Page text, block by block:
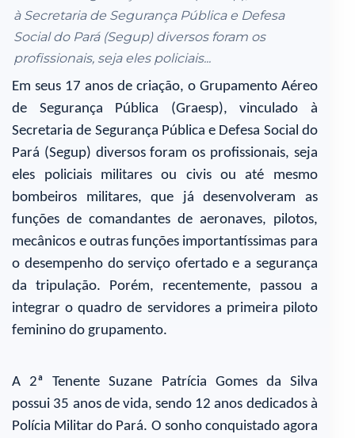
à Secretaria de Segurança Pública e Defesa
Social do Pará (Segup) diversos foram os
profissionais, seja eles policiais...
Em seus 17 anos de criação, o Grupamento Aéreo
de Segurança Pública (Graesp), vinculado à
Secretaria de Segurança Pública e Defesa Social do
Pará (Segup) diversos foram os profissionais, seja
eles policiais militares ou civis ou até mesmo
bombeiros militares, que já desenvolveram as
funções de comandantes de aeronaves, pilotos,
mecânicos e outras funções importantíssimas para
o desempenho do serviço ofertado e a segurança
da tripulação. Porém, recentemente, passou a
integrar o quadro de servidores a primeira piloto
feminino do grupamento.
A 2ª Tenente Suzane Patrícia Gomes da Silva
possui 35 anos de vida, sendo 12 anos dedicados à
Polícia Militar do Pará. O sonho conquistado agora